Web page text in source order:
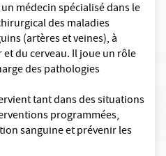
médecin spécialisé dans le
des maladies
(artères et veines), à
du cerveau. Il joue un rôle
des pathologies
tant dans des situations
programmées,
sanguine et prévenir les